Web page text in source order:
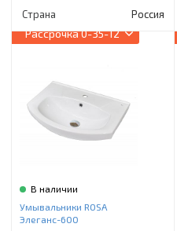
Страна Россия
Рассрочка0-35-12
В наличии
Умывальники ROSA
Элеганс-600